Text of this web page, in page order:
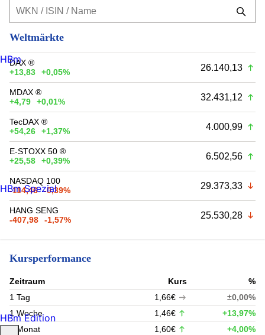
Weltmärkte
DAX ®
+13,83
+0,05% 26.140,13
MDAX ®
+4,79
+0,01% 32.431,12
TecDAX ®
+54,26
+1,37% 4.000,99
E-STOXX 50 ®
+25,58
+0,39% 6.502,56
NASDAQ 100
-114,46
-0,39% 29.373,33
HANG SENG
-407,98
-1,57% 25.530,28
Kursperformance
Zeitraum Kurs
%
1 Tag
1,66€
±0,00%
1 Woche
1,46€
+13,97%
1 Monat
1,60€
+4,00%
HBm
HBm Spezial
HBm Edition